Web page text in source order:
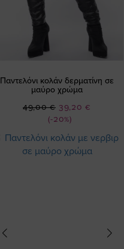
Παντελόνι κολάν δερματίνη σε
μαύρο χρώμα
(-20%)
Ειδική
Τιμή
39,20 €
49,00 €